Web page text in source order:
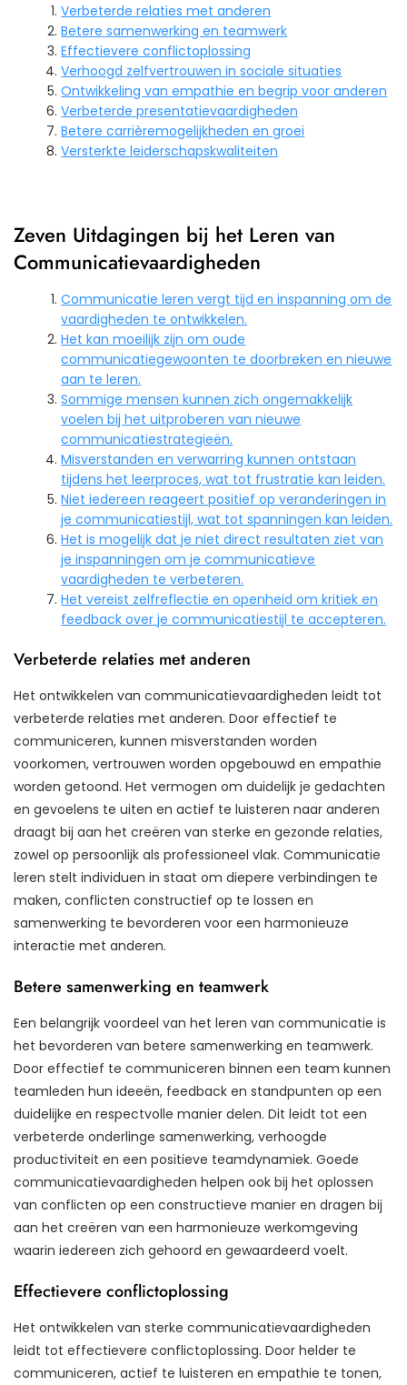
Verbeterde relaties met anderen
Betere samenwerking en teamwerk
Effectievere conflictoplossing
Verhoogd zelfvertrouwen in sociale situaties
Ontwikkeling van empathie en begrip voor anderen
Verbeterde presentatievaardigheden
Betere carrièremogelijkheden en groei
Versterkte leiderschapskwaliteiten
Zeven Uitdagingen bij het Leren van
Communicatievaardigheden
Communicatie leren vergt tijd en inspanning om de
vaardigheden te ontwikkelen.
Het kan moeilijk zijn om oude
communicatiegewoonten te doorbreken en nieuwe
aan te leren.
Sommige mensen kunnen zich ongemakkelijk
voelen bij het uitproberen van nieuwe
communicatiestrategieën.
Misverstanden en verwarring kunnen ontstaan
tijdens het leerproces, wat tot frustratie kan leiden.
Niet iedereen reageert positief op veranderingen in
je communicatiestijl, wat tot spanningen kan leiden.
Het is mogelijk dat je niet direct resultaten ziet van
je inspanningen om je communicatieve
vaardigheden te verbeteren.
Het vereist zelfreflectie en openheid om kritiek en
feedback over je communicatiestijl te accepteren.
Verbeterde relaties met anderen
Het ontwikkelen van communicatievaardigheden leidt tot
verbeterde relaties met anderen. Door effectief te
communiceren, kunnen misverstanden worden
voorkomen, vertrouwen worden opgebouwd en empathie
worden getoond. Het vermogen om duidelijk je gedachten
en gevoelens te uiten en actief te luisteren naar anderen
draagt bij aan het creëren van sterke en gezonde relaties,
zowel op persoonlijk als professioneel vlak. Communicatie
leren stelt individuen in staat om diepere verbindingen te
maken, conflicten constructief op te lossen en
samenwerking te bevorderen voor een harmonieuze
interactie met anderen.
Betere samenwerking en teamwerk
Een belangrijk voordeel van het leren van communicatie is
het bevorderen van betere samenwerking en teamwerk.
Door effectief te communiceren binnen een team kunnen
teamleden hun ideeën, feedback en standpunten op een
duidelijke en respectvolle manier delen. Dit leidt tot een
verbeterde onderlinge samenwerking, verhoogde
productiviteit en een positieve teamdynamiek. Goede
communicatievaardigheden helpen ook bij het oplossen
van conflicten op een constructieve manier en dragen bij
aan het creëren van een harmonieuze werkomgeving
waarin iedereen zich gehoord en gewaardeerd voelt.
Effectievere conflictoplossing
Het ontwikkelen van sterke communicatievaardigheden
leidt tot effectievere conflictoplossing. Door helder te
communiceren, actief te luisteren en empathie te tonen,